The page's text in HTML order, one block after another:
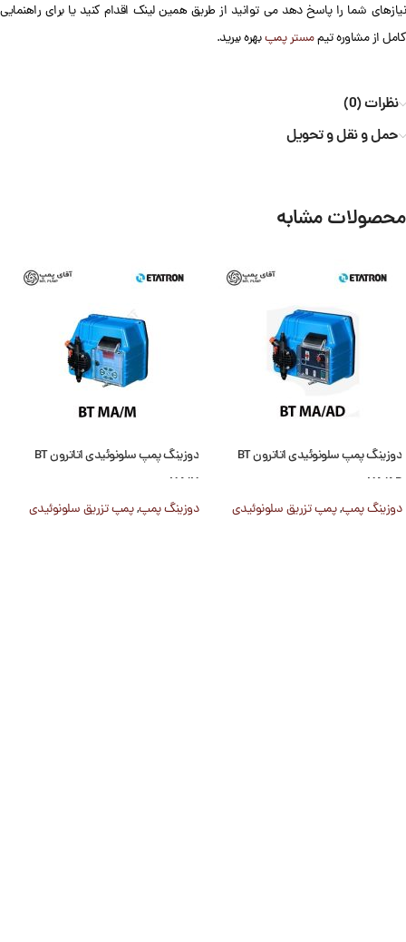
نیازهای شما را پاسخ دهد می توانید از طریق همین لینک اقدام کنید یا برای راهنمایی
کامل از مشاوره تیممستر پمپبهره ببرید.
نظرات (0)
حمل و نقل و تحویل
محصولات مشابه
دوزینگ پمپ سلونوئیدی اتاترون BT
MA/AD
دوزینگ پمپ,پمپ تزریق سلونوئیدی
دوزینگ پمپ سلونوئیدی اتاترون BT
MA/M
دوزینگ پمپ,پمپ تزریق سلونوئیدی